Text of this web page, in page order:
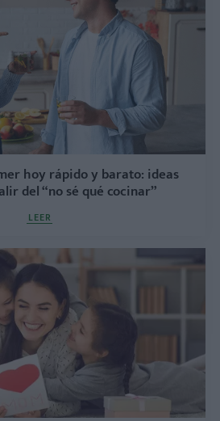
hoy rápido y barato: ideas
del “no sé qué cocinar”
LEER